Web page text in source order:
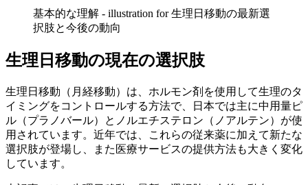
基本的な理解 - illustration for 生理日移動の最新選
択肢と今後の動向
生理日移動の現在の選択肢
生理日移動（月経移動）は、ホルモン剤を使用して生理のタ
イミングをコントロールする方法で、日本では主に中用量ピ
ル（プラノバール）とノルエチステロン（ノアルテン）が使
用されています。近年では、これらの従来薬に加えて新たな
選択肢が登場し、また医療サービスの提供方法も大きく変化
しています。